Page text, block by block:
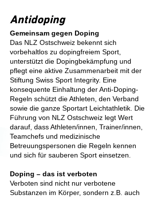
Antidoping
Gemeinsam gegen Doping
Das NLZ Ostschweiz bekennt sich
vorbehaltlos zu dopingfreiem Sport,
unterstützt die Dopingbekämpfung und
pflegt eine aktive Zusammenarbeit mit der
Stiftung Swiss Sport Integrity. Eine
konsequente Einhaltung der Anti-Doping-
Regeln schützt die Athleten, den Verband
sowie die ganze Sportart Leichtathletik. Die
Führung von NLZ Ostschweiz legt Wert
darauf, dass Athleten/innen, Trainer/innen,
Teamchefs und medizinische
Betreuungspersonen die Regeln kennen
und sich für sauberen Sport einsetzen.
Doping – das ist verboten
Verboten sind nicht nur verbotene
Substanzen im Körper, sondern z.B. auch